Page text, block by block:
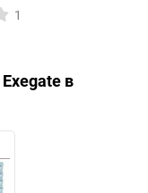
1
Exegate в